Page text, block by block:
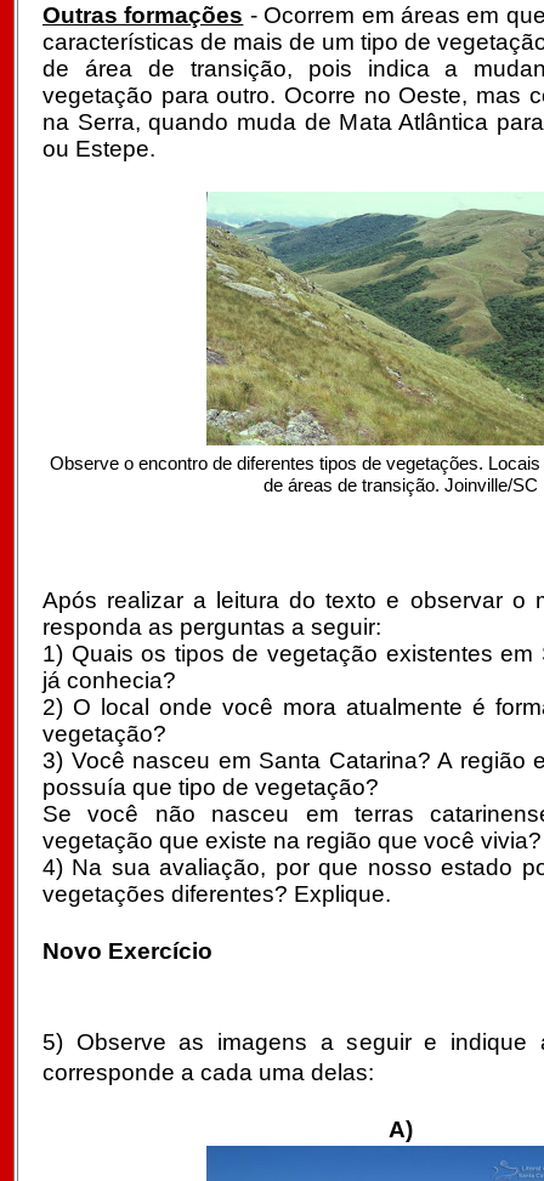
Outras formações - Ocorrem em áreas em
características de mais de um tipo de
de área de transição, pois indica a
vegetação para outro. Ocorre no Oeste, mas
na Serra, quando muda de Mata Atlântica
ou Estepe.
Observe o encontro de diferentes tipos de vegetações.
de áreas de transição. Joinville/SC
Após realizar a leitura do texto e observar o
responda as perguntas a seguir:
1) Quais os tipos de vegetação existentes em
já conhecia?
2) O local onde você mora atualmente é
vegetação?
3) Você nasceu em Santa Catarina? A região
possuía que tipo de vegetação?
Se você não nasceu em terras
vegetação que existe na região que você vivia?
4) Na sua avaliação, por que nosso estado
vegetações diferentes? Explique.
Novo Exercício
5) Observe as imagens a seguir e indique
corresponde a cada uma delas:
A)